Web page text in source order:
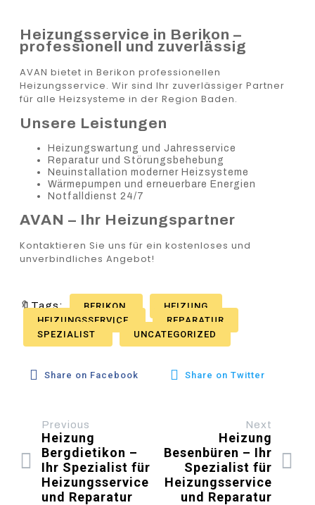
Heizungsservice in Berikon –
professionell und zuverlässig
AVAN bietet in Berikon professionellen
Heizungsservice. Wir sind Ihr zuverlässiger Partner
für alle Heizsysteme in der Region Baden.
Unsere Leistungen
Heizungswartung und Jahresservice
Reparatur und Störungsbehebung
Neuinstallation moderner Heizsysteme
Wärmepumpen und erneuerbare Energien
Notfalldienst 24/7
AVAN – Ihr Heizungspartner
Kontaktieren Sie uns für ein kostenloses und
unverbindliches Angebot!
🔖Tags: BERIKON
HEIZUNG
HEIZUNGSSERVICE
REPARATUR
SPEZIALIST
UNCATEGORIZED
Share on Facebook Share on Twitter
Previous
Heizung
Bergdietikon –
Ihr Spezialist für
Heizungsservice
und Reparatur
Next
Heizung
Besenbüren – Ihr
Spezialist für
Heizungsservice
und Reparatur